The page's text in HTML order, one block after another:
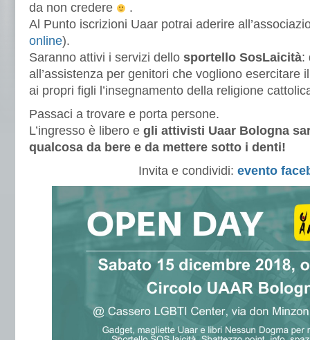
da non credere
.
Al Punto iscrizioni Uaar potrai aderire
online).
Saranno attivi i servizi dello sportello SosLaicità:
all’assistenza per genitori che vogliono esercitare
ai propri figli l’insegnamento della religione
Passaci a trovare e porta persone.
L’ingresso è libero e gli attivisti Uaar Bologna
qualcosa da bere e da mettere sotto i denti!
Invita e condividi: evento